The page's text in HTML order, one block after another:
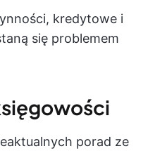
kredytowe i
się problemem
porad ze